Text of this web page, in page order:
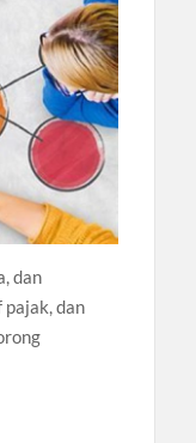
dan
dan